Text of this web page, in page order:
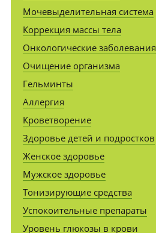
Мочевыделительная система
Коррекция массы тела
Онкологические заболевания
Очищение организма
Гельминты
Аллергия
Кроветворение
Здоровье детей и подростков
Женское здоровье
Мужское здоровье
Тонизирующие средства
Успокоительные препараты
Уровень глюкозы в крови